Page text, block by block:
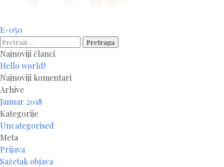
Navigacija
članaka
E-050
Pretraga:
Najnoviji članci
Hello world!
Najnoviji komentari
Arhive
Januar 2018
Kategorije
Uncategorised
Meta
Prijava
Sažetak objava